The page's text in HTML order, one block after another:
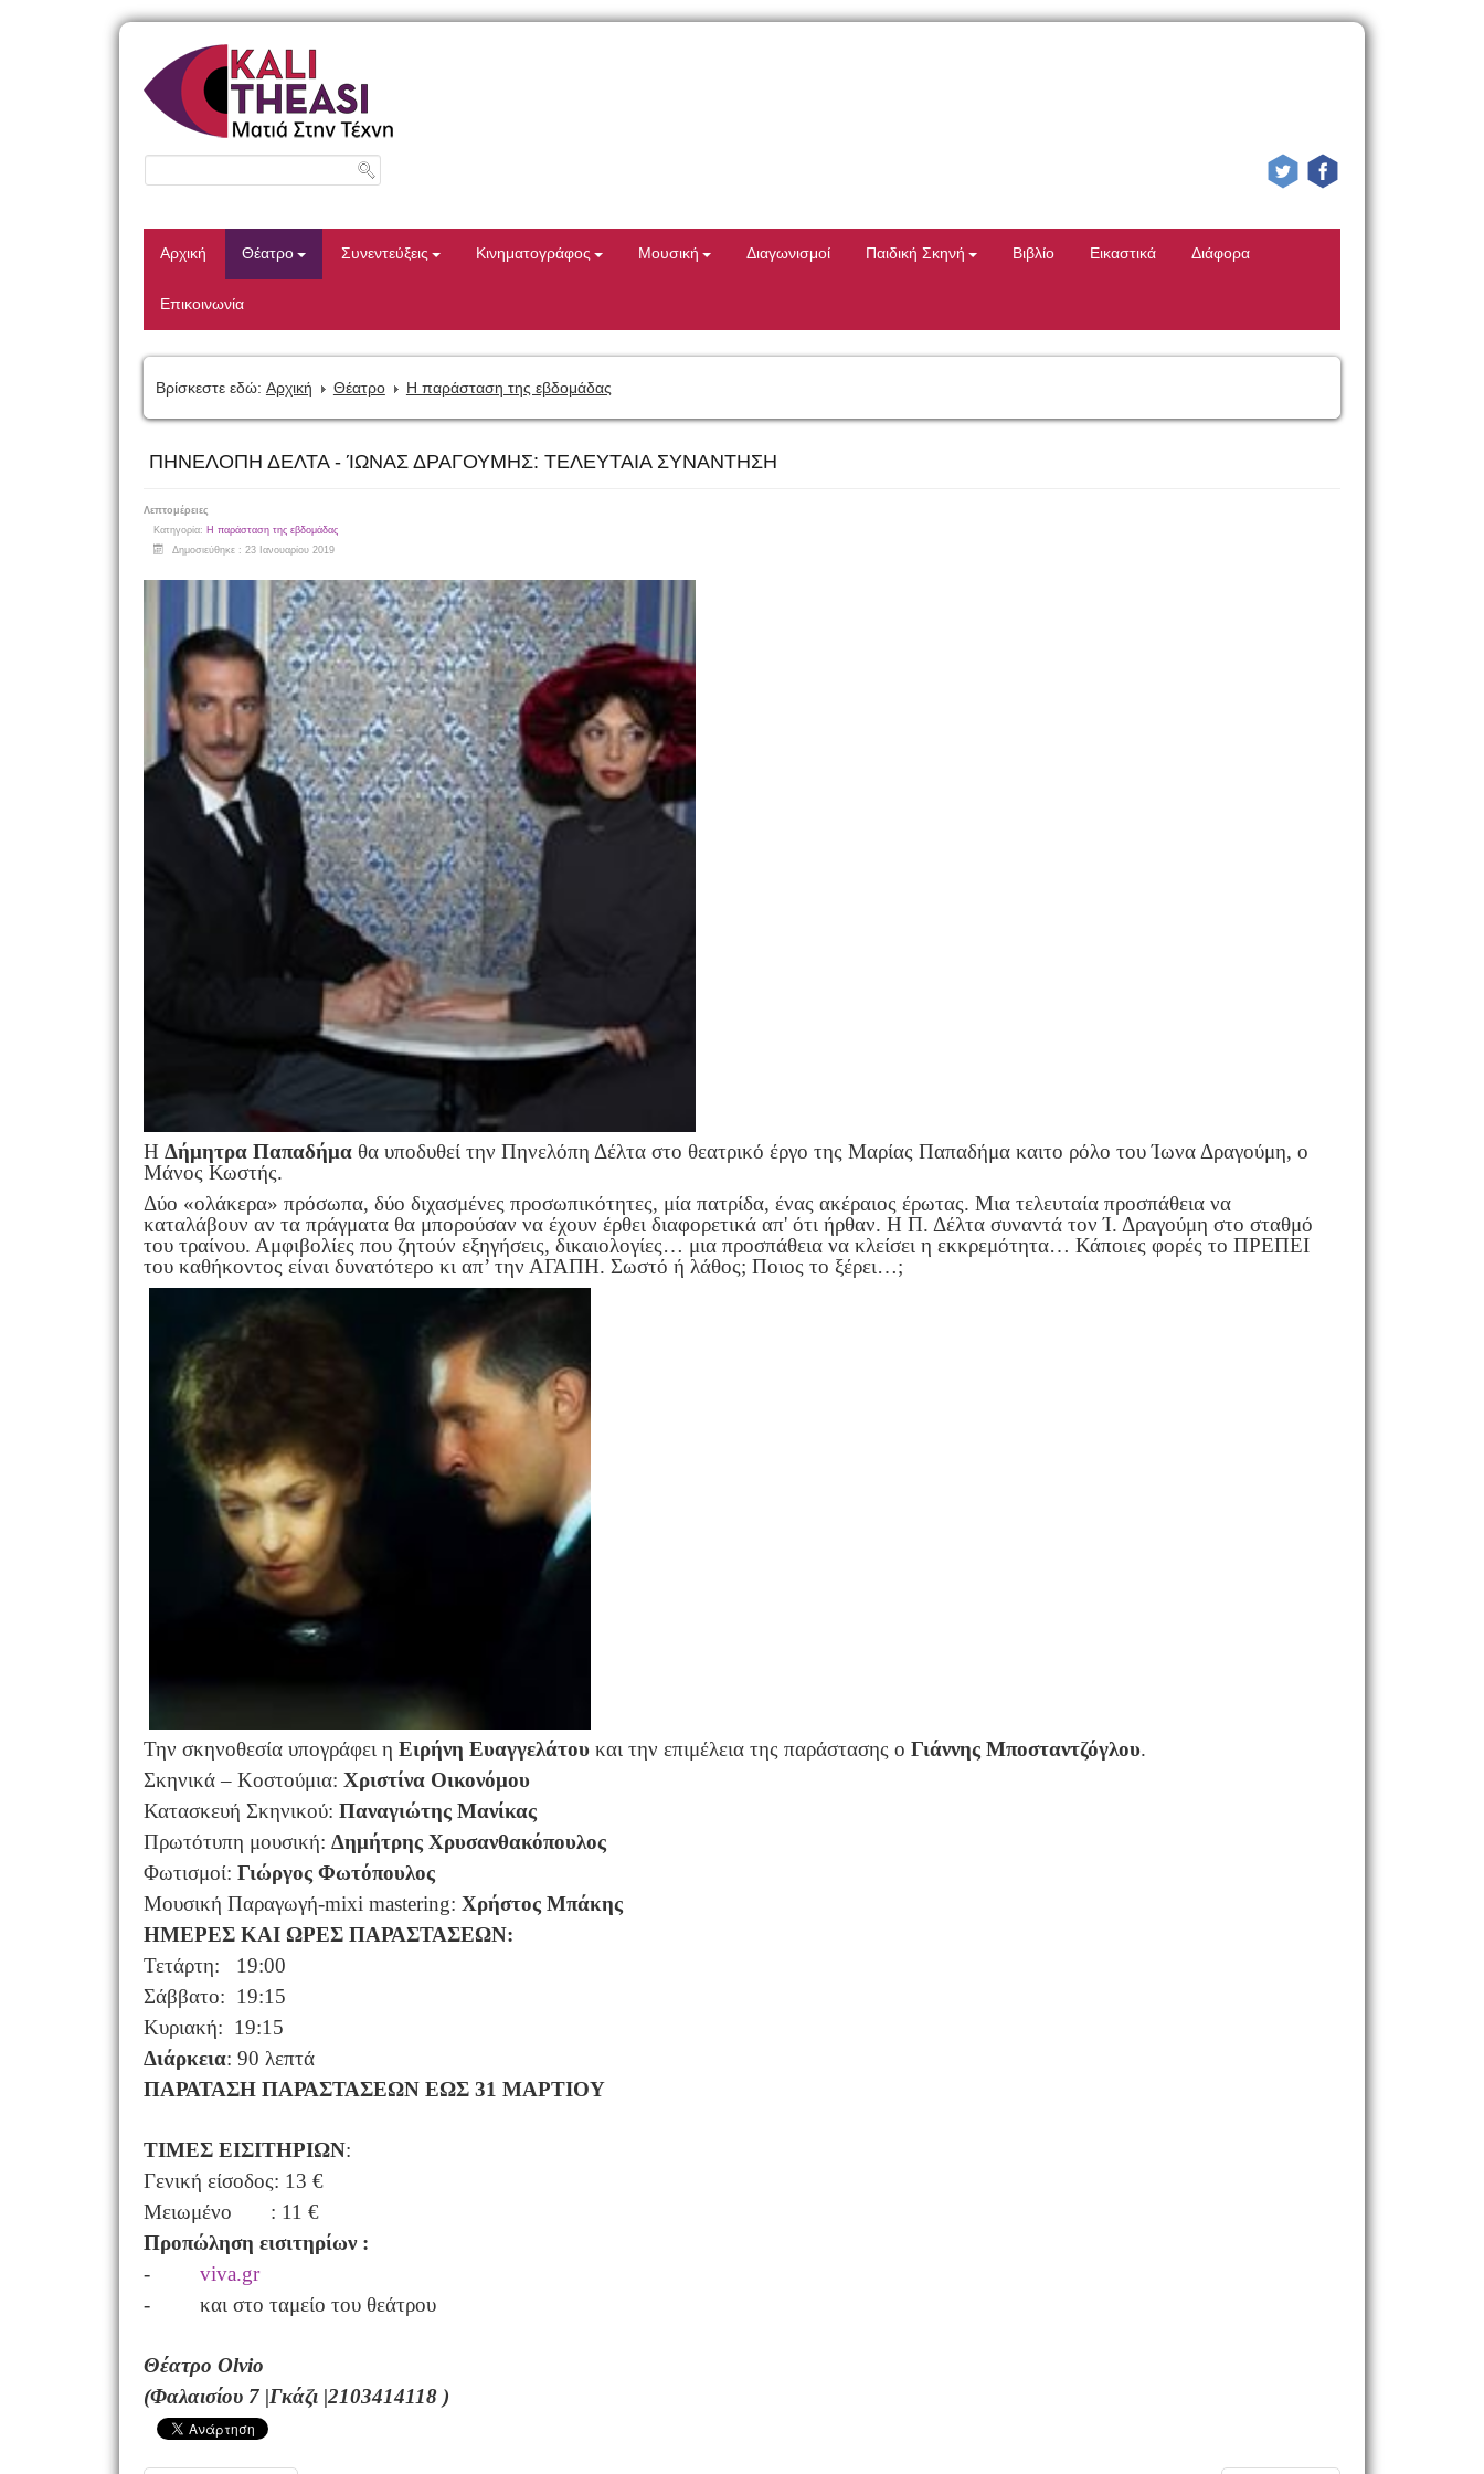
Αρχική Θέατρο Συνεντεύξεις Κινηματογράφος Μουσική Διαγωνισμοί Παιδική Σκηνή Βιβλίο Εικαστικά Διάφορα
Επικοινωνία
Βρίσκεστε εδώ: Αρχική Θέατρο Η παράσταση της εβδομάδας
ΠΗΝΕΛΟΠΗ ΔΕΛΤΑ - ΊΩΝΑΣ ΔΡΑΓΟΥΜΗΣ: ΤΕΛΕΥΤΑΙΑ ΣΥΝΑΝΤΗΣΗ
Λεπτομέρειες
Κατηγορία: Η παράσταση της εβδομάδας
Δημοσιεύθηκε : 23 Ιανουαρίου 2019
Η Δήμητρα Παπαδήμαθα υποδυθεί την Πηνελόπη Δέλτα στο θεατρικό έργο της Μαρίας Παπαδήμα καιτο ρόλο του Ίωνα Δραγούμη, ο
Μάνος Κωστής.
Δύο «ολάκερα» πρόσωπα, δύο διχασμένες προσωπικότητες, μία πατρίδα, ένας ακέραιος έρωτας. Μια τελευταία προσπάθεια να
καταλάβουν αν τα πράγματα θα μπορούσαν να έχουν έρθει διαφορετικά απ' ότι ήρθαν. Η Π. Δέλτα συναντά τον Ί. Δραγούμη στο σταθμό
του τραίνου. Αμφιβολίες που ζητούν εξηγήσεις, δικαιολογίες… μια προσπάθεια να κλείσει η εκκρεμότητα… Κάποιες φορές το ΠΡΕΠΕΙ
του καθήκοντος είναι δυνατότερο κι απ’ την ΑΓΑΠΗ. Σωστό ή λάθος; Ποιος το ξέρει…;
Την σκηνοθεσία υπογράφει η Ειρήνη Ευαγγελάτουκαι την επιμέλεια της παράστασης ο Γιάννης Μποσταντζόγλου.
Σκηνικά – Κοστούμια: Χριστίνα Οικονόμου
Κατασκευή Σκηνικού: Παναγιώτης Μανίκας
Πρωτότυπη μουσική: Δημήτρης Χρυσανθακόπουλος
Φωτισμοί: Γιώργος Φωτόπουλος
Μουσική Παραγωγή-mixi mastering: Χρήστος Μπάκης
ΗΜΕΡΕΣ ΚΑΙ ΩΡΕΣ ΠΑΡΑΣΤΑΣΕΩΝ:
Τετάρτη: 19:00
Σάββατο: 19:15
Κυριακή: 19:15
Διάρκεια: 90 λεπτά
ΠΑΡΑΤΑΣΗ ΠΑΡΑΣΤΑΣΕΩΝ ΕΩΣ 31 ΜΑΡΤΙΟΥ
ΤΙΜΕΣ ΕΙΣΙΤΗΡΙΩΝ:
Γενική είσοδος: 13 €
Μειωμένο : 11 €
Προπώληση εισιτηρίων :
- viva.gr
- και στο ταμείο του θεάτρου
Θέατρο Olvio
(Φαλαισίoυ 7 |Γκάζι |2103414118 )